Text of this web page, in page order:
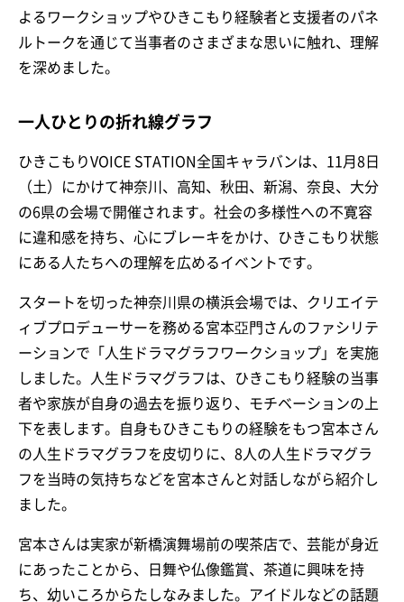
よるワークショップやひきこもり経験者と支援者のパネ
ルトークを通じて当事者のさまざまな思いに触れ、理解
を深めました。
一人ひとりの折れ線グラフ
ひきこもりVOICE STATION全国キャラバンは、11月8日
（土）にかけて神奈川、高知、秋田、新潟、奈良、大分
の6県の会場で開催されます。社会の多様性への不寛容
に違和感を持ち、心にブレーキをかけ、ひきこもり状態
にある人たちへの理解を広めるイベントです。
スタートを切った神奈川県の横浜会場では、クリエイテ
ィブプロデューサーを務める宮本亞門さんのファシリテ
ーションで「人生ドラマグラフワークショップ」を実施
しました。人生ドラマグラフは、ひきこもり経験の当事
者や家族が自身の過去を振り返り、モチベーションの上
下を表します。自身もひきこもりの経験をもつ宮本さん
の人生ドラマグラフを皮切りに、8人の人生ドラマグラ
フを当時の気持ちなどを宮本さんと対話しながら紹介し
ました。
宮本さんは実家が新橋演舞場前の喫茶店で、芸能が身近
にあったことから、日舞や仏像鑑賞、茶道に興味を持
ち、幼いころからたしなみました。アイドルなどの話題